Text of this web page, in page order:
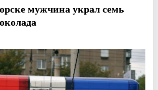
мужчина украл семь